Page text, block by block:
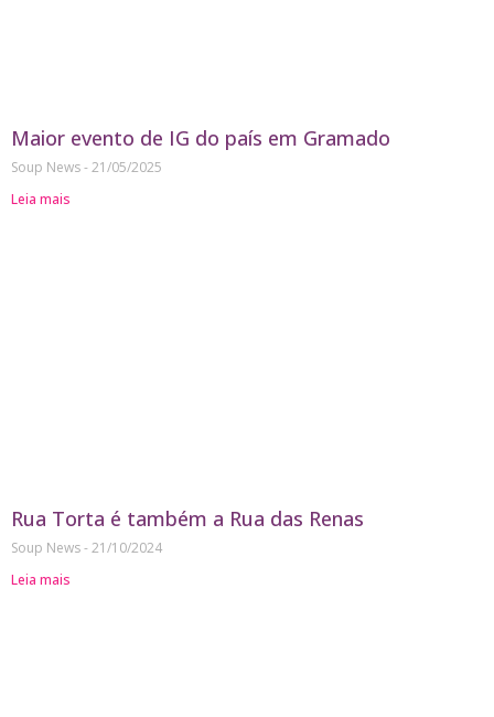
Maior evento de IG do país em Gramado
Soup News 21/05/2025
Leia mais
Rua Torta é também a Rua das Renas
Soup News 21/10/2024
Leia mais